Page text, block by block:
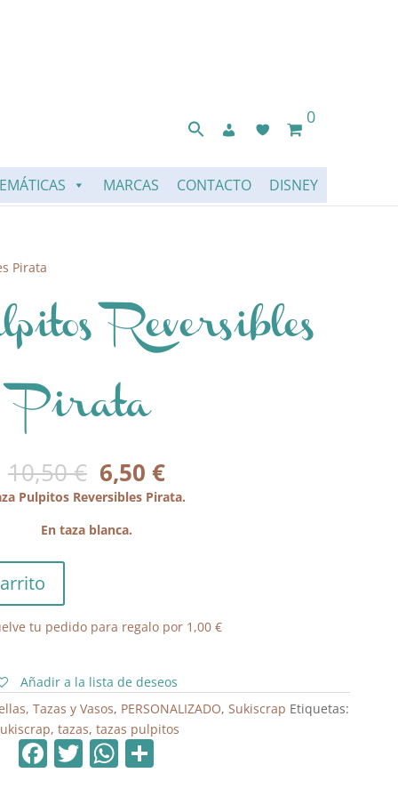
0
MARCAS CONTACTO DISNEY
Pirata
Reversibles
Pirata
10,50€ El
precio
original
era:
6,50 €El
precio
actual
Pulpitos Reversibles Pirata.
En taza blanca.
tu pedido para regalo por 1,00 €
Añadir a la lista de deseos
Tazas y Vasos, PERSONALIZADO, Sukiscrap Etiquetas:
, tazas, tazas pulpitos
F T W